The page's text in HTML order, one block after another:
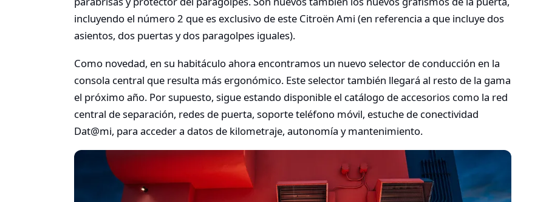
incluyendo el número 2 que es exclusivo de este Citroën Ami (en referencia a que incluye dos
asientos, dos puertas y dos paragolpes iguales).
Como novedad, en su habitáculo ahora encontramos un nuevo selector de conducción en la
consola central que resulta más ergonómico. Este selector también llegará al resto de la gama
el próximo año. Por supuesto, sigue estando disponible el catálogo de accesorios como la red
central de separación, redes de puerta, soporte teléfono móvil, estuche de conectividad
Dat@mi, para acceder a datos de kilometraje, autonomía y mantenimiento.